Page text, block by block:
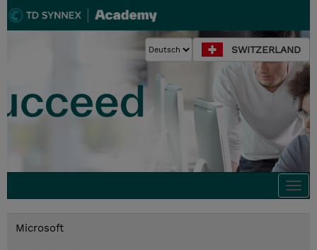
SWITZERLAND
Microsoft